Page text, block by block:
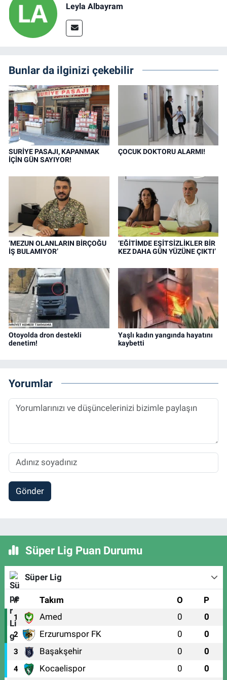
Leyla Albayram
Bunlar da ilginizi çekebilir
SURİYE PASAJI, KAPANMAK
İÇİN GÜN SAYIYOR!
ÇOCUK DOKTORU ALARMI!
‘MEZUN OLANLARIN BİRÇOĞU
İŞ BULAMIYOR’
‘EĞİTİMDE EŞİTSİZLİKLER BİR
KEZ DAHA GÜN YÜZÜNE ÇIKTI’
Otoyolda dron destekli
denetim!
Yaşlı kadın yangında hayatını
kaybetti
Yorumlar
Gönder
Süper Lig Puan Durumu
Süper Lig
# Takım O P
1 Amed 0 0
2 Erzurumspor FK 0 0
3 Başakşehir 0 0
4 Kocaelispor 0 0